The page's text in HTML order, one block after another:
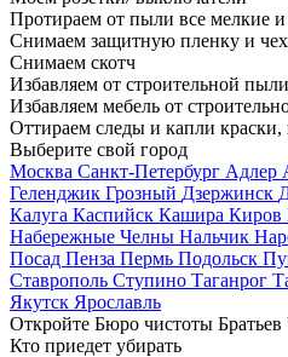
Протираем от пыли все мелкие
Снимаем защитную пленку и
Снимаем скотч
Избавляем от строительной
Избавляем мебель от
Оттираем следы и капли краски,
Выберите свой город
Москва Санкт-Петербург Адлер
Геленджик Грозный Дзержинск
Калуга Каспийск Кашира Киров
Набережные Челны Нальчик
Посад Пенза Пермь Подольск
Ставрополь Ступино Таганрог
Якутск Ярославль
Откройте Бюро чистоты
Кто приедет убирать